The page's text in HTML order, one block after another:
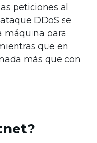
peticiones al
DDoS se
máquina para
que en
más que con